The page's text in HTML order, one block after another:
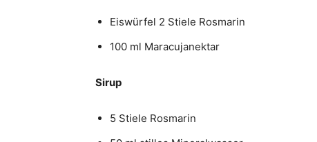
Eiswürfel 2 Stiele Rosmarin
100 ml Maracujanektar
Sirup
5 Stiele Rosmarin